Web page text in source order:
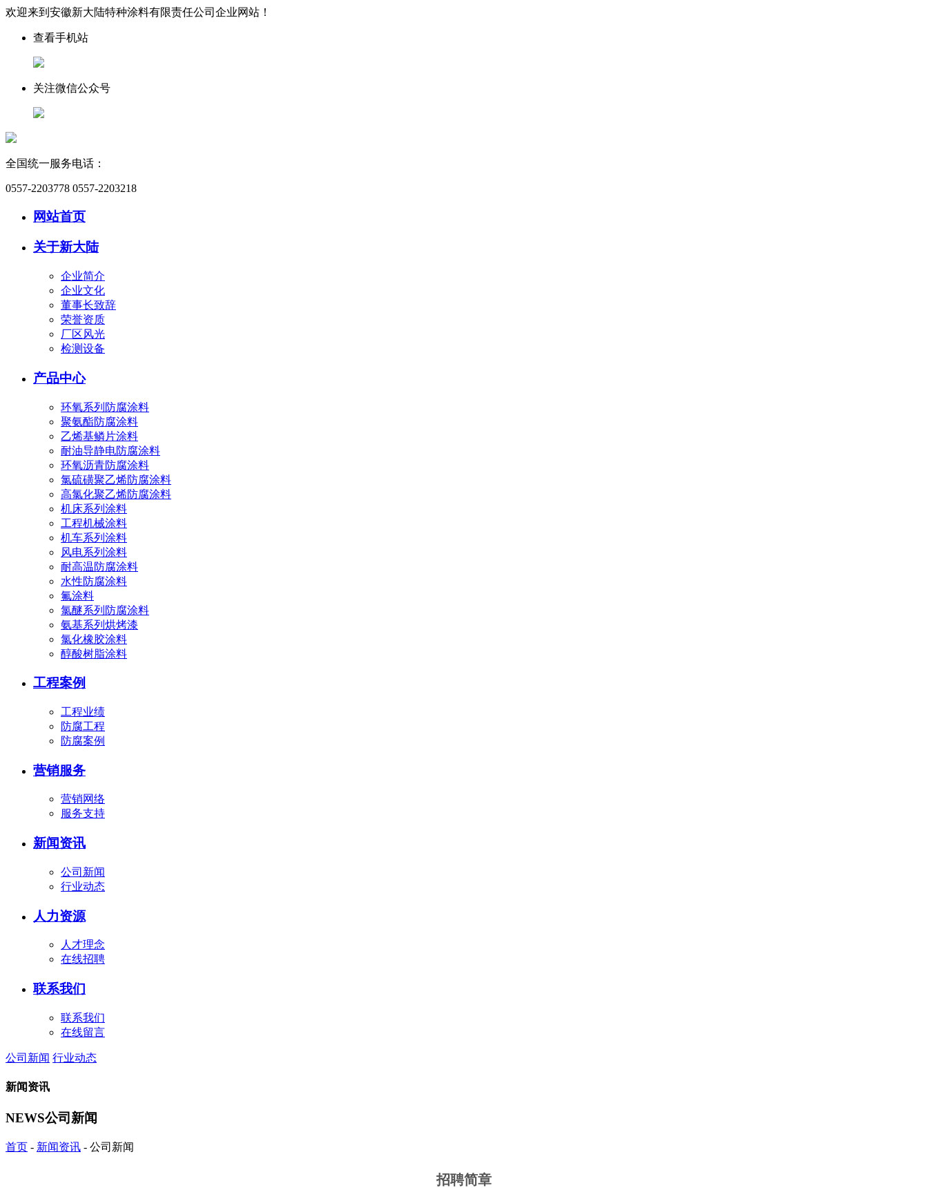
欢迎来到安徽新大陆特种涂料有限责任公司企业网站！
查看手机站
关注微信公众号
全国统一服务电话：
0557-2203778 0557-2203218
网站首页
关于新大陆
企业简介
企业文化
董事长致辞
荣誉资质
厂区风光
检测设备
产品中心
环氧系列防腐涂料
聚氨酯防腐涂料
乙烯基鳞片涂料
耐油导静电防腐涂料
环氧沥青防腐涂料
氯硫磺聚乙烯防腐涂料
高氯化聚乙烯防腐涂料
机床系列涂料
工程机械涂料
机车系列涂料
风电系列涂料
耐高温防腐涂料
水性防腐涂料
氟涂料
氯醚系列防腐涂料
氨基系列烘烤漆
氯化橡胶涂料
醇酸树脂涂料
工程案例
工程业绩
防腐工程
防腐案例
营销服务
营销网络
服务支持
新闻资讯
公司新闻
行业动态
人力资源
人才理念
在线招聘
联系我们
联系我们
在线留言
公司新闻 行业动态
新闻资讯
NEWS公司新闻
首页 - 新闻资讯 - 公司新闻
招聘简章